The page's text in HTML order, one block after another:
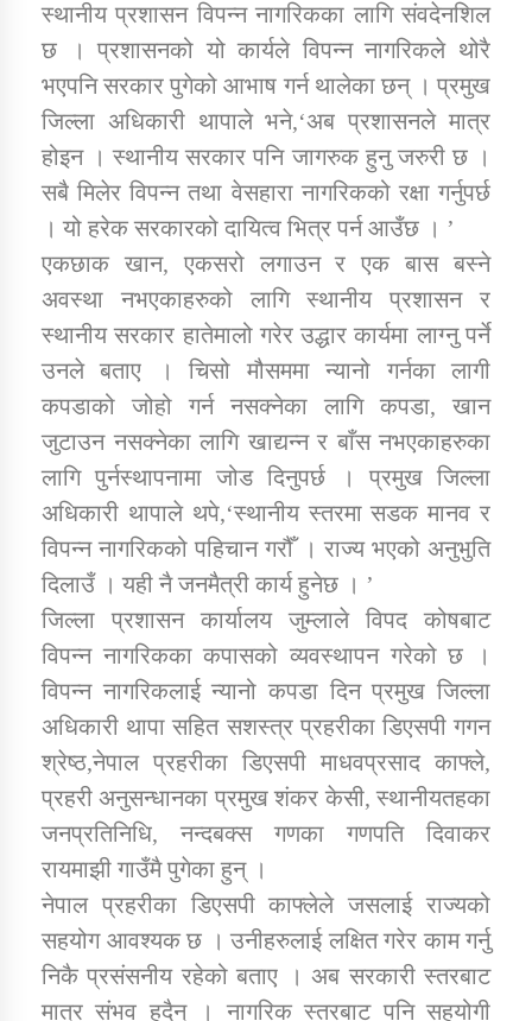
स्थानीय प्रशासन विपन्न नागरिकका लागि संवदेनशिल
छ । प्रशासनको यो कार्यले विपन्न नागरिकले थोरै
भएपनि सरकार पुगेको आभाष गर्न थालेका छन् । प्रमुख
जिल्ला अधिकारी थापाले भने,‘अब प्रशासनले मात्र
होइन । स्थानीय सरकार पनि जागरुक हुनु जरुरी छ ।
सबै मिलेर विपन्न तथा वेसहारा नागरिकको रक्षा गर्नुपर्छ
। यो हरेक सरकारको दायित्व भित्र पर्न आउँछ । ’
एकछाक खान, एकसरो लगाउन र एक बास बस्ने
अवस्था नभएकाहरुको लागि स्थानीय प्रशासन र
स्थानीय सरकार हातेमालो गरेर उद्धार कार्यमा लाग्नु पर्ने
उनले बताए । चिसो मौसममा न्यानो गर्नका लागी
कपडाको जोहो गर्न नसक्नेका लागि कपडा, खान
जुटाउन नसक्नेका लागि खाद्यन्न र बाँस नभएकाहरुका
लागि पुर्नस्थापनामा जोड दिनुपर्छ । प्रमुख जिल्ला
अधिकारी थापाले थपे,‘स्थानीय स्तरमा सडक मानव र
विपन्न नागरिकको पहिचान गरौँ । राज्य भएको अनुभुति
दिलाउँ । यही नै जनमैत्री कार्य हुनेछ । ’
जिल्ला प्रशासन कार्यालय जुम्लाले विपद कोषबाट
विपन्न नागरिकका कपासको व्यवस्थापन गरेको छ ।
विपन्न नागरिकलाई न्यानो कपडा दिन प्रमुख जिल्ला
अधिकारी थापा सहित सशस्त्र प्रहरीका डिएसपी गगन
श्रेष्ठ,नेपाल प्रहरीका डिएसपी माधवप्रसाद काफ्ले,
प्रहरी अनुसन्धानका प्रमुख शंकर केसी, स्थानीयतहका
जनप्रतिनिधि, नन्दबक्स गणका गणपति दिवाकर
रायमाझी गाउँमै पुगेका हुन् ।
नेपाल प्रहरीका डिएसपी काफ्लेले जसलाई राज्यको
सहयोग आवश्यक छ । उनीहरुलाई लक्षित गरेर काम गर्नु
निकै प्रसंसनीय रहेको बताए । अब सरकारी स्तरबाट
मात्र संभव हुदैन् । नागरिक स्तरबाट पनि सहयोगी